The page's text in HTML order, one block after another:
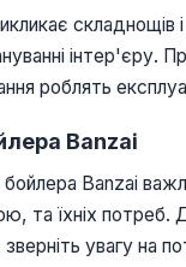
роблять
Banzai
бойлера Banzai
та їхніх потреб.
увагу на